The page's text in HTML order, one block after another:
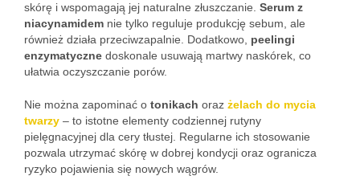
skórę i wspomagają jej naturalne złuszczanie. Serum z
niacynamidem nie tylko reguluje produkcję sebum, ale
również działa przeciwzapalnie. Dodatkowo, peelingi
enzymatyczne doskonale usuwają martwy naskórek, co
ułatwia oczyszczanie porów.
Nie można zapominać o tonikach oraz żelach do mycia
twarzy – to istotne elementy codziennej rutyny
pielęgnacyjnej dla cery tłustej. Regularne ich stosowanie
pozwala utrzymać skórę w dobrej kondycji oraz ogranicza
ryzyko pojawienia się nowych wągrów.